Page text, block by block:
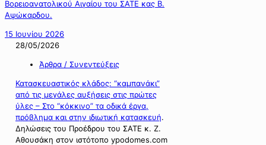
Βορειοανατολικού Αιγαίου του ΣΑΤΕ κας Β.
Αψώκαρδου.
15 Ιουνίου 2026
28/05/2026
Άρθρα / Συνεντεύξεις
Κατασκευαστικός κλάδος: “καμπανάκι”
από τις μεγάλες αυξήσεις στις πρώτες
ύλες – Στο “κόκκινο” τα οδικά έργα,
πρόβλημα και στην ιδιωτική κατασκευή.
Δηλώσεις του Προέδρου του ΣΑΤΕ κ. Ζ.
Αθουσάκη στον ιστότοπο ypodomes.com